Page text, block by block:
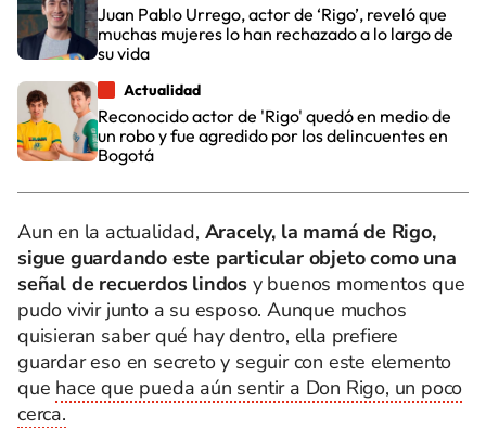
Juan Pablo Urrego, actor de ‘Rigo’, reveló que
muchas mujeres lo han rechazado a lo largo de
su vida
Actualidad
Reconocido actor de 'Rigo' quedó en medio de
un robo y fue agredido por los delincuentes en
Bogotá
Aun en la actualidad, Aracely, la mamá de Rigo,
sigue guardando este particular objeto como una
señal de recuerdos lindos y buenos momentos que
pudo vivir junto a su esposo. Aunque muchos
quisieran saber qué hay dentro, ella prefiere
guardar eso en secreto y seguir con este elemento
que hace que pueda aún sentir a Don Rigo, un poco
cerca.